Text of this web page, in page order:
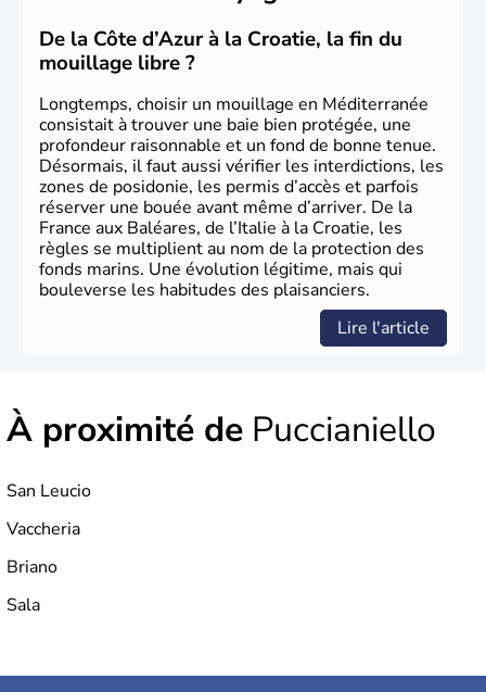
l'utilisation des cloches s'associera petit à petit aux
offices religieux.
De la Côte d’Azur à la Croatie, la fin du
mouillage libre ?
Longtemps, choisir un mouillage en Méditerranée
consistait à trouver une baie bien protégée, une
profondeur raisonnable et un fond de bonne tenue.
Désormais, il faut aussi vérifier les interdictions, les
zones de posidonie, les permis d’accès et parfois
réserver une bouée avant même d’arriver. De la
France aux Baléares, de l’Italie à la Croatie, les
règles se multiplient au nom de la protection des
fonds marins. Une évolution légitime, mais qui
bouleverse les habitudes des plaisanciers.
Lire l'article
À proximité de Puccianiello
San Leucio
Vaccheria
Briano
Sala